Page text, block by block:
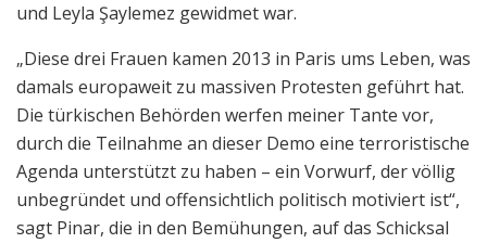
und Leyla Şaylemez gewidmet war.
„Diese drei Frauen kamen 2013 in Paris ums Leben, was
damals europaweit zu massiven Protesten geführt hat.
Die türkischen Behörden werfen meiner Tante vor,
durch die Teilnahme an dieser Demo eine terroristische
Agenda unterstützt zu haben – ein Vorwurf, der völlig
unbegründet und offensichtlich politisch motiviert ist“,
sagt Pinar, die in den Bemühungen, auf das Schicksal